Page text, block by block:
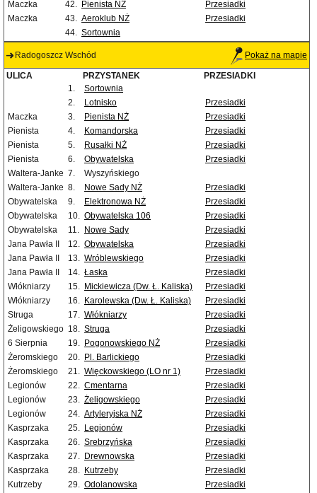
Maczka
42. Pienista NŻ
Przesiadki
Maczka
43. Aeroklub NŻ
Przesiadki
44. Sortownia
Radogoszcz Wschód Pokaż na mapie
ULICA PRZYSTANEK
PRZESIADKI
1.
Sortownia
2.
Lotnisko
Przesiadki
Maczka
3. Pienista NŻ
Przesiadki
Pienista
4. Komandorska
Przesiadki
Pienista
5. Rusałki NŻ
Przesiadki
Pienista
6. Obywatelska
Przesiadki
Waltera-Janke 7.
Wyszyńskiego
Waltera-Janke 8. Nowe Sady NŻ
Przesiadki
Obywatelska
9. Elektronowa NŻ
Przesiadki
Obywatelska
10. Obywatelska 106
Przesiadki
Obywatelska
11. Nowe Sady
Przesiadki
Jana Pawła II
12. Obywatelska
Przesiadki
Jana Pawła II
13. Wróblewskiego
Przesiadki
Jana Pawła II
14. Łaska
Przesiadki
Włókniarzy
15. Mickiewicza (Dw. Ł. Kaliska)
Przesiadki
Włókniarzy
16. Karolewska (Dw. Ł. Kaliska)
Przesiadki
Struga
17. Włókniarzy
Przesiadki
Żeligowskiego 18. Struga
Przesiadki
6 Sierpnia
19. Pogonowskiego NŻ
Przesiadki
Żeromskiego
20. Pl. Barlickiego
Przesiadki
Żeromskiego
21. Więckowskiego (LO nr 1)
Przesiadki
Legionów
22. Cmentarna
Przesiadki
Legionów
23. Żeligowskiego
Przesiadki
Legionów
24. Artyleryjska NŻ
Przesiadki
Kasprzaka
25. Legionów
Przesiadki
Kasprzaka
26. Srebrzyńska
Przesiadki
Kasprzaka
27. Drewnowska
Przesiadki
Kasprzaka
28. Kutrzeby
Przesiadki
Kutrzeby
29. Odolanowska Przesiadki